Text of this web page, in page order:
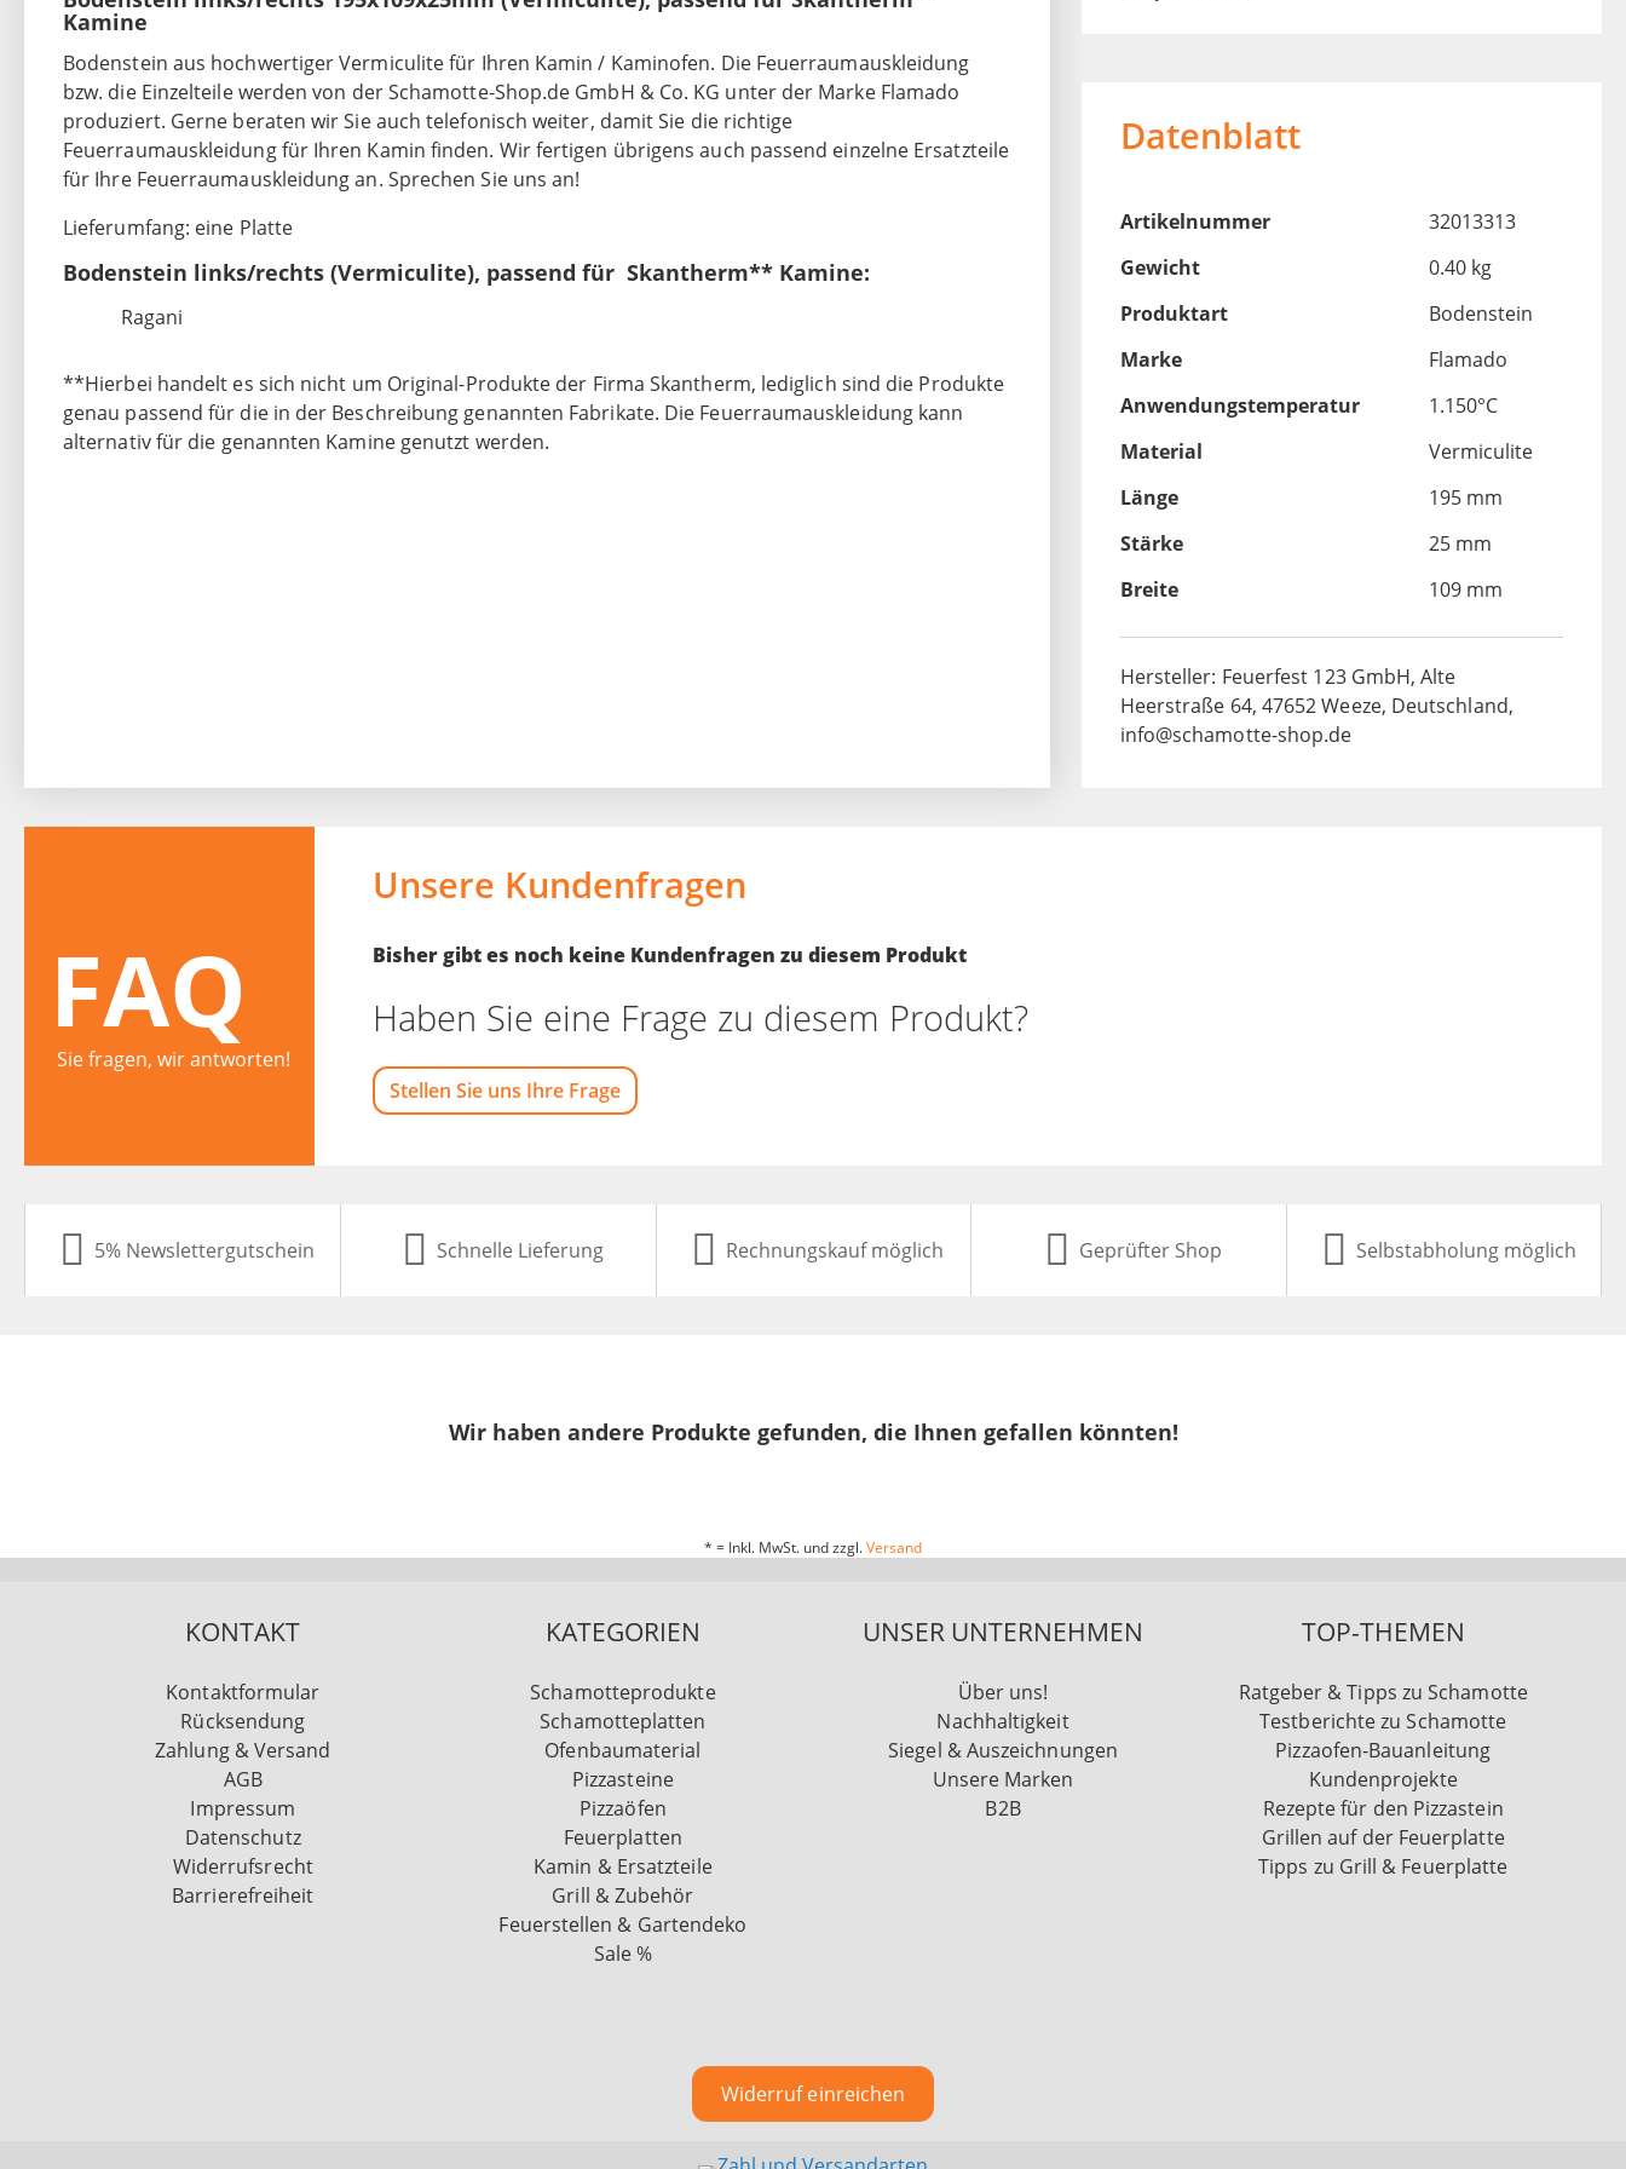
Kamine
Bodenstein aus hochwertiger Vermiculite für Ihren Kamin / Kaminofen. Die Feuerraumauskleidung
bzw. die Einzelteile werden von der Schamotte-Shop.de GmbH & Co. KG unter der Marke Flamado
produziert. Gerne beraten wir Sie auch telefonisch weiter, damit Sie die richtige
Feuerraumauskleidung für Ihren Kamin finden. Wir fertigen übrigens auch passend einzelne Ersatzteile
für Ihre Feuerraumauskleidung an. Sprechen Sie uns an!
Lieferumfang: eine Platte
Bodenstein links/rechts (Vermiculite), passend für Skantherm** Kamine:
Ragani
**Hierbei handelt es sich nicht um Original-Produkte der Firma Skantherm, lediglich sind die Produkte
genau passend für die in der Beschreibung genannten Fabrikate. Die Feuerraumauskleidung kann
alternativ für die genannten Kamine genutzt werden.
Datenblatt
Artikelnummer
32013313
Gewicht
0.40 kg
Produktart
Bodenstein
Marke
Flamado
Anwendungstemperatur
1.150°C
Material
Vermiculite
Länge
195 mm
Stärke
25 mm
Breite
109 mm
Hersteller: Feuerfest 123 GmbH, Alte
Heerstraße 64, 47652 Weeze, Deutschland,
info@schamotte-shop.de
FAQ
Sie fragen, wir antworten!
Unsere Kundenfragen
Bisher gibt es noch keine Kundenfragen zu diesem Produkt
Haben Sie eine Frage zu diesem Produkt?
Stellen Sie uns Ihre Frage
5% Newslettergutschein Schnelle Lieferung Rechnungskauf möglich Geprüfter Shop Selbstabholung möglich
Wir haben andere Produkte gefunden, die Ihnen gefallen könnten!
* = Inkl. MwSt. und zzgl.Versand
KONTAKT
Kontaktformular
Rücksendung
Zahlung & Versand
AGB
Impressum
Datenschutz
Widerrufsrecht
Barrierefreiheit
KATEGORIEN
Schamotteprodukte
Schamotteplatten
Ofenbaumaterial
Pizzasteine
Pizzaöfen
Feuerplatten
Kamin & Ersatzteile
Grill & Zubehör
Feuerstellen & Gartendeko
Sale %
UNSER UNTERNEHMEN
Über uns!
Nachhaltigkeit
Siegel & Auszeichnungen
Unsere Marken
B2B
TOP-THEMEN
Ratgeber & Tipps zu Schamotte
Testberichte zu Schamotte
Pizzaofen-Bauanleitung
Kundenprojekte
Rezepte für den Pizzastein
Grillen auf der Feuerplatte
Tipps zu Grill & Feuerplatte
Widerruf einreichen